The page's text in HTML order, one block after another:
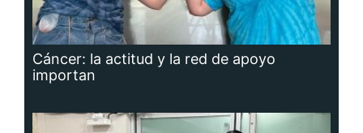
Cáncer: la actitud y la red de apoyo
importan